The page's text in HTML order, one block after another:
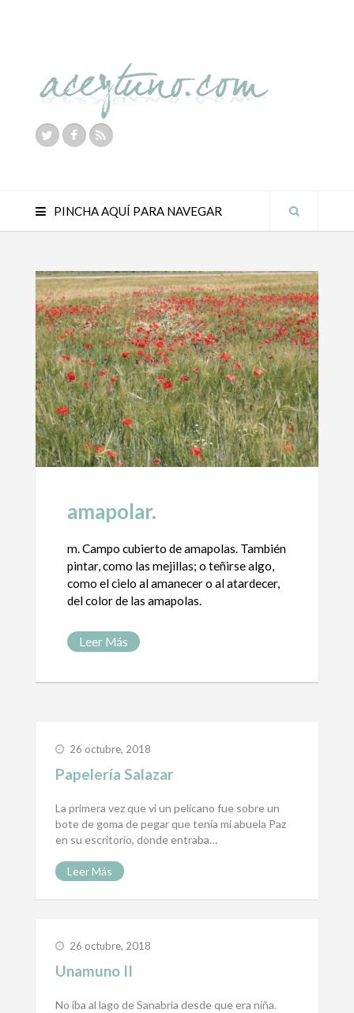
PINCHA AQUÍ PARA NAVEGAR
amapolar.
m. Campo cubierto de amapolas. También
pintar, como las mejillas; o teñirse algo,
como el cielo al amanecer o al atardecer,
del color de las amapolas.
Leer Más
26 octubre, 2018
Papelería Salazar
La primera vez que vi un pelícano fue sobre un
bote de goma de pegar que tenía mi abuela Paz
en su escritorio, donde entraba…
Leer Más
26 octubre, 2018
Unamuno II
No iba al lago de Sanabria desde que era niña.